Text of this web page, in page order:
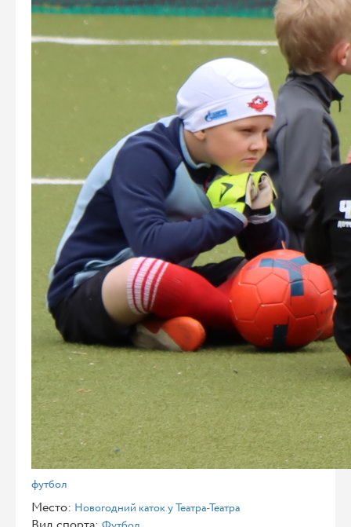
футбол
Место: Новогодний каток у Театра-Театра